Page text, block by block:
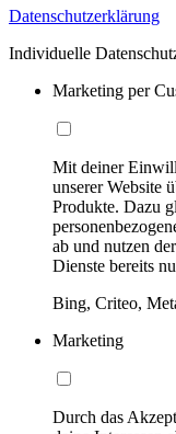
Datenschutzerklärung
Individuelle
Marketing per
Mit deiner
unserer Website
Produkte. Dazu
ab und nutzen
Dienste bereits
Bing, Criteo,
Marketing
Durch das